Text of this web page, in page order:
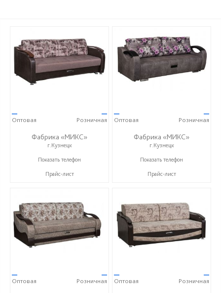
—
Оптовая
—
Розничная
Фабрика «МИКС»
г.Кузнецк
+7 (937) 423-36-37
Показать телефон
Прайс-лист
—
Оптовая
—
Розничная
Фабрика «МИКС»
г.Кузнецк
+7 (937) 423-36-37
Показать телефон
Прайс-лист
—
Оптовая
—
Розничная
—
Оптовая
—
Розничная